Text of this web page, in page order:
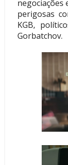
negociações
perigosas
KGB,
Gorbatchov.